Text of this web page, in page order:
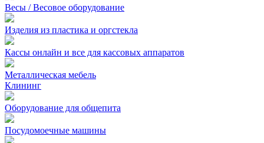
Весы / Весовое оборудование
Изделия из пластика и оргстекла
Кассы онлайн и все для кассовых аппаратов
Металлическая мебель
Клининг
Оборудование для общепита
Посудомоечные машины